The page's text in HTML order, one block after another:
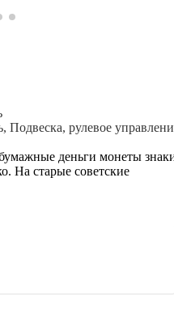
Подвеска, рулевое
деньги монеты
На старые советские